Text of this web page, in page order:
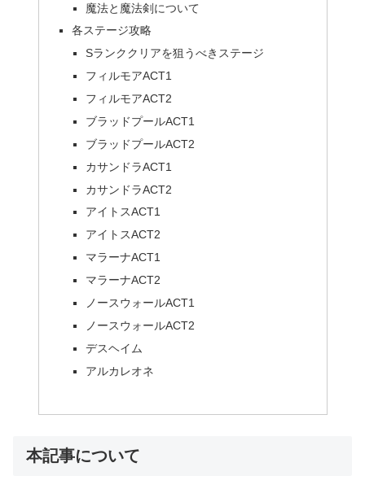
魔法と魔法剣について
各ステージ攻略
Sランククリアを狙うべきステージ
フィルモアACT1
フィルモアACT2
ブラッドプールACT1
ブラッドプールACT2
カサンドラACT1
カサンドラACT2
アイトスACT1
アイトスACT2
マラーナACT1
マラーナACT2
ノースウォールACT1
ノースウォールACT2
デスヘイム
アルカレオネ
本記事について